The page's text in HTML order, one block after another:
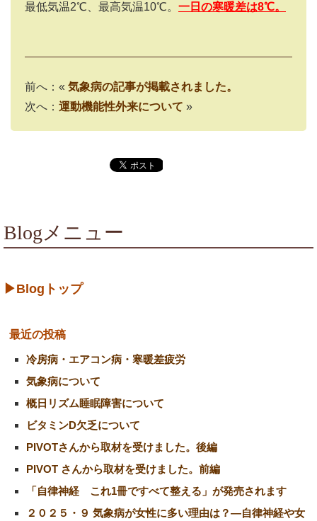
最低気温2℃、最高気温10℃。 一日の寒暖差は8℃。
前へ：« 気象病の記事が掲載されました。
次へ： 運動機能性外来について »
Blogメニュー
▶Blogトップ
最近の投稿
冷房病・エアコン病・寒暖差疲労
気象病について
概日リズム睡眠障害について
ビタミンD欠乏について
PIVOTさんから取材を受けました。後編
PIVOT さんから取材を受けました。前編
「自律神経 これ1冊ですべて整える」が発売されます
２０２５・９ 気象病が女性に多い理由は？―自律神経や女